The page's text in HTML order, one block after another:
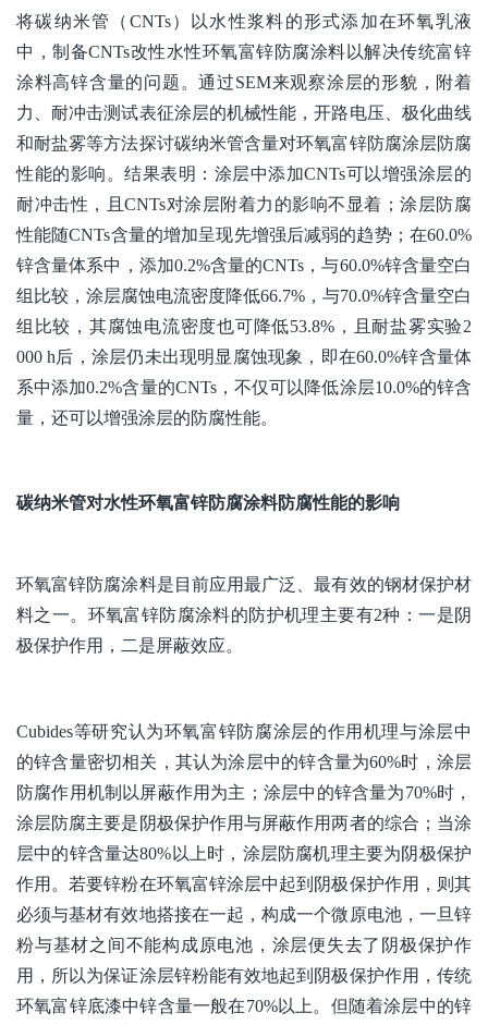
将碳纳米管（CNTs）以水性浆料的形式添加在环氧乳液
中，制备CNTs改性水性环氧富锌防腐涂料以解决传统富锌
涂料高锌含量的问题。通过SEM来观察涂层的形貌，附着
力、耐冲击测试表征涂层的机械性能，开路电压、极化曲线
和耐盐雾等方法探讨碳纳米管含量对环氧富锌防腐涂层防腐
性能的影响。结果表明：涂层中添加CNTs可以增强涂层的
耐冲击性，且CNTs对涂层附着力的影响不显着；涂层防腐
性能随CNTs含量的增加呈现先增强后减弱的趋势；在60.0%
锌含量体系中，添加0.2%含量的CNTs，与60.0%锌含量空白
组比较，涂层腐蚀电流密度降低66.7%，与70.0%锌含量空白
组比较，其腐蚀电流密度也可降低53.8%，且耐盐雾实验2
000 h后，涂层仍未出现明显腐蚀现象，即在60.0%锌含量体
系中添加0.2%含量的CNTs，不仅可以降低涂层10.0%的锌含
量，还可以增强涂层的防腐性能。
碳纳米管对水性环氧富锌防腐涂料防腐性能的影响
环氧富锌防腐涂料是目前应用最广泛、最有效的钢材保护材
料之一。环氧富锌防腐涂料的防护机理主要有2种：一是阴
极保护作用，二是屏蔽效应。
Cubides等研究认为环氧富锌防腐涂层的作用机理与涂层中
的锌含量密切相关，其认为涂层中的锌含量为60%时，涂层
防腐作用机制以屏蔽作用为主；涂层中的锌含量为70%时，
涂层防腐主要是阴极保护作用与屏蔽作用两者的综合；当涂
层中的锌含量达80%以上时，涂层防腐机理主要为阴极保护
作用。若要锌粉在环氧富锌涂层中起到阴极保护作用，则其
必须与基材有效地搭接在一起，构成一个微原电池，一旦锌
粉与基材之间不能构成原电池，涂层便失去了阴极保护作
用，所以为保证涂层锌粉能有效地起到阴极保护作用，传统
环氧富锌底漆中锌含量一般在70%以上。但随着涂层中的锌